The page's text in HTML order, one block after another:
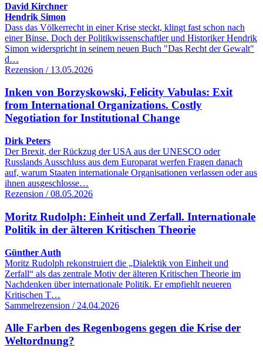
David Kirchner
Hendrik Simon
Dass das Völkerrecht in einer Krise steckt, klingt fast schon nach
einer Binse. Doch der Politikwissenschaftler und Historiker Hendrik
Simon widerspricht in seinem neuen Buch "Das Recht der Gewalt"
d…
Rezension / 13.05.2026
Inken von Borzyskowski, Felicity Vabulas: Exit
from International Organizations. Costly
Negotiation for Institutional Change
Dirk Peters
Der Brexit, der Rückzug der USA aus der UNESCO oder
Russlands Ausschluss aus dem Europarat werfen Fragen danach
auf, warum Staaten internationale Organisationen verlassen oder aus
ihnen ausgeschlosse…
Rezension / 08.05.2026
Moritz Rudolph: Einheit und Zerfall. Internationale
Politik in der älteren Kritischen Theorie
Günther Auth
Moritz Rudolph rekonstruiert die „Dialektik von Einheit und
Zerfall“ als das zentrale Motiv der älteren Kritischen Theorie im
Nachdenken über internationale Politik. Er empfiehlt neueren
Kritischen T…
Sammelrezension / 24.04.2026
Alle Farben des Regenbogens gegen die Krise der
Weltordnung?